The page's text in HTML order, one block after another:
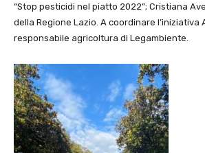
“Stop pesticidi nel piatto 2022”; Cristiana
della Regione Lazio. A coordinare l’iniziativa
responsabile agricoltura di Legambiente.